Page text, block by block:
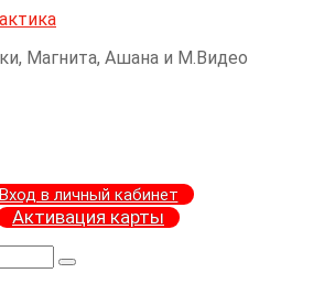
Магнита, Ашана и М.Видео
Вход в личный кабинет
Активация карты